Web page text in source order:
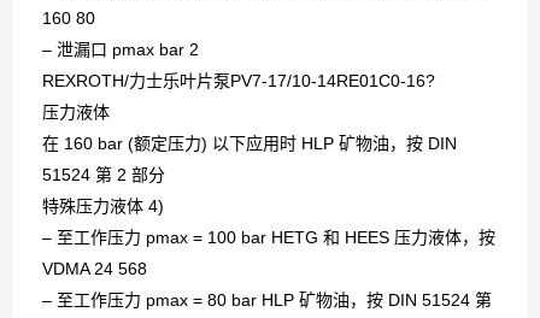
160 80
– 泄漏口 pmax bar 2
REXROTH/力士乐叶片泵PV7-17/10-14RE01C0-16?
压力液体
在 160 bar (额定压力) 以下应用时 HLP 矿物油，按 DIN
51524 第 2 部分
特殊压力液体 4)
– 至工作压力 pmax = 100 bar HETG 和 HEES 压力液体，按
VDMA 24 568
– 至工作压力 pmax = 80 bar HLP 矿物油，按 DIN 51524 第